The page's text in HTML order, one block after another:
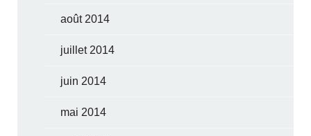
août 2014
juillet 2014
juin 2014
mai 2014